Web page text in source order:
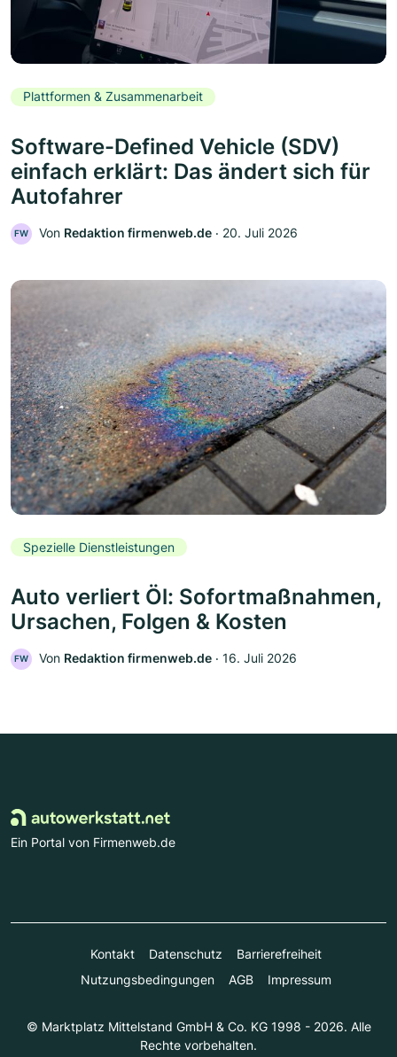
Plattformen & Zusammenarbeit
Software-Defined Vehicle (SDV)
einfach erklärt: Das ändert sich für
Autofahrer
FW Von Redaktion firmenweb.de ‧ 20. Juli 2026
Spezielle Dienstleistungen
Auto verliert Öl: Sofortmaßnahmen,
Ursachen, Folgen & Kosten
FW Von Redaktion firmenweb.de ‧ 16. Juli 2026
Ein Portal von Firmenweb.de
Kontakt Datenschutz
Barrierefreiheit
Nutzungsbedingungen
AGB Impressum
© Marktplatz Mittelstand GmbH & Co. KG 1998 - 2026. Alle
Rechte vorbehalten.